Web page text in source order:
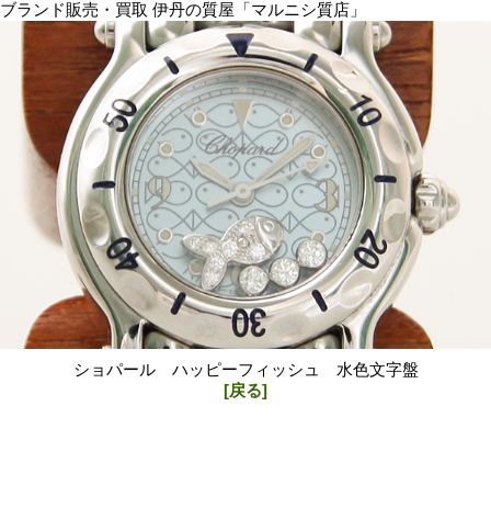
ブランド販売・買取 伊丹の質屋「マルニシ質店」
ショパール ハッピーフィッシュ 水色文字盤
[戻る]